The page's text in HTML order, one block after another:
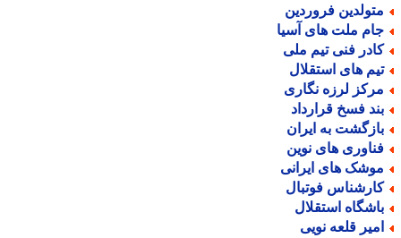
فروردین
ملت های آسیا
فنی تیم ملی
های استقلال
لرزه نگاری
فسخ قرارداد
به ایران
های نوین
های ایرانی
فوتبال
استقلال
قلعه نویی